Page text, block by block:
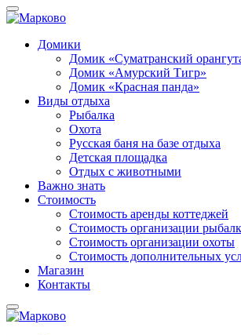
Домики
Домик «Суматранский
Домик «Амурский Тигр»
Домик «Красная панда»
Виды отдыха
Рыбалка
Охота
Русская баня на базе отдыха
Детская площадка
Отдых с животными
Важно знать
Стоимость
Стоимость аренды коттеджей
Стоимость организации
Стоимость организации охоты
Стоимость дополнительных
Магазин
Контакты